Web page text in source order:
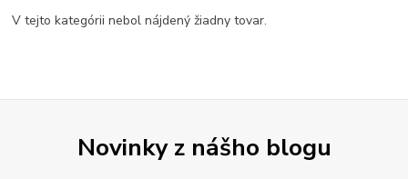
V tejto kategórii nebol nájdený žiadny tovar.
Novinky z nášho blogu